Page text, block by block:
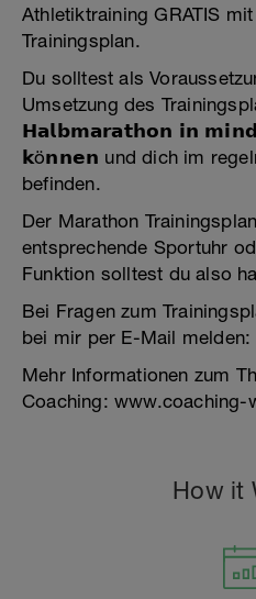
Athletiktraining GRATIS
Trainingsplan.
Du solltest als
Umsetzung des
𝗛𝗮𝗹𝗯𝗺𝗮𝗿𝗮𝘁𝗵𝗼𝗻 𝗶𝗻
𝗸ö𝗻𝗻𝗲𝗻 und dich im
befinden.
Der Marathon
entsprechende Sportuhr
Funktion solltest du also
Bei Fragen zum
bei mir per E-Mail
Mehr Informationen zum
Coaching: www.coaching-
How it